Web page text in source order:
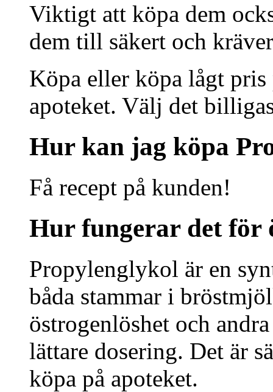
Viktigt att köpa dem
dem till säkert och
Köpa eller köpa lågt
apoteket. Välj det
Hur kan jag köpa
Få recept på kunden!
Hur fungerar det för
Propylenglykol är en
båda stammar i
östrogenlöshet och
lättare dosering. Det är
köpa på apoteket.